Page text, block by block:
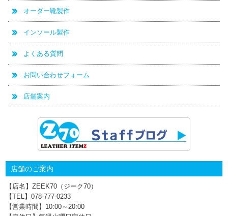
オーダー靴製作
インソール製作
よくある質問
お問い合わせフォーム
店舗案内
店舗のご案内
【店名】ZEEK70（ジーク70）
【TEL】078-777‐0233
【営業時間】10:00～20:00